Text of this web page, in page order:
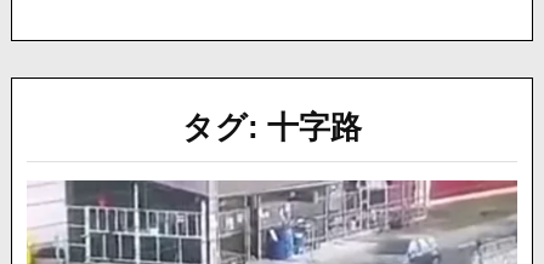
タグ: 十字路